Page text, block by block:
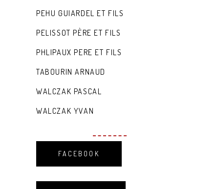
PEHU GUIARDEL ET FILS
PELISSOT PÈRE ET FILS
PHLIPAUX PERE ET FILS
TABOURIN ARNAUD
WALCZAK PASCAL
WALCZAK YVAN
FACEBOOK